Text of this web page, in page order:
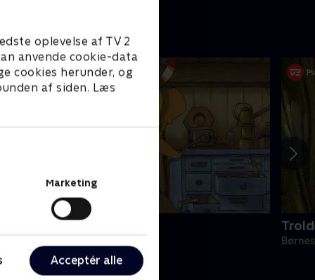
oplevelse af TV 2
anvende cookie-data
cookies herunder, og
af siden. Læs
Marketing
Acceptér alle